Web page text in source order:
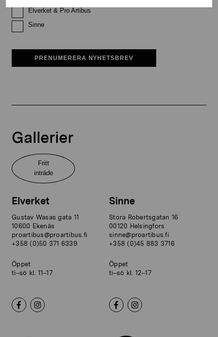
Elverket & Pro Artibus
Sinne
PRENUMERERA NYHETSBREV
Gallerier
Fritt
inträde
Elverket
Gustav Wasas gata 11
10600 Ekenäs
proartibus@proartibus.fi
+358 (0)50 371 6339
Öppet
ti–sö kl. 11–17
Sinne
Stora Robertsgatan 16
00120 Helsingfors
sinne@proartibus.fi
+358 (0)45 883 3716
Öppet
ti–sö kl. 12–17